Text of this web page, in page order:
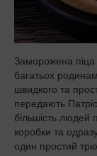
Заморожена
багатьох
швидкого та
передають
більшість людей
коробки та
один простий